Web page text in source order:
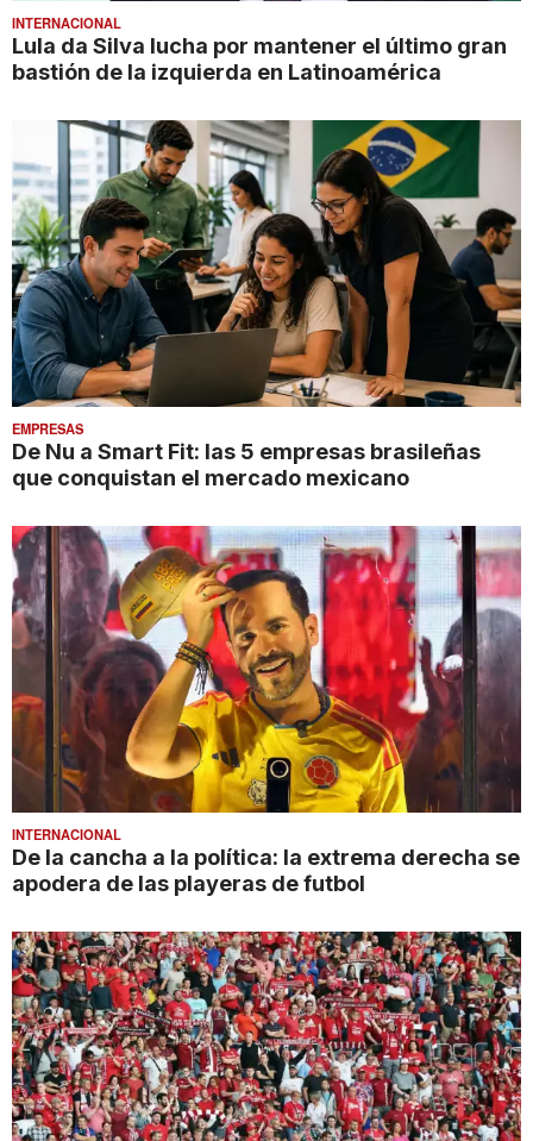
INTERNACIONAL
Lula da Silva lucha por mantener el último gran
bastión de la izquierda en Latinoamérica
EMPRESAS
De Nu a Smart Fit: las 5 empresas brasileñas
que conquistan el mercado mexicano
INTERNACIONAL
De la cancha a la política: la extrema derecha se
apodera de las playeras de futbol